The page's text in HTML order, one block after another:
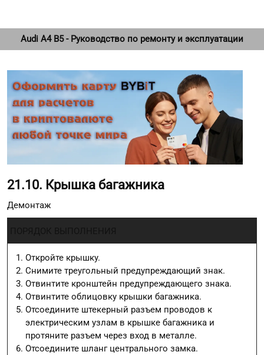
Audi A4 B5 - Руководство по ремонту и эксплуатации
21.10. Крышка багажника
Демонтаж
Откройте крышку.
Снимите треугольный предупреждающий знак.
Отвинтите кронштейн предупреждающего знака.
Отвинтите облицовку крышки багажника.
Отсоедините штекерный разъем проводов к
электрическим узлам в крышке багажника и
протяните разъем через вход в металле.
Отсоедините шланг центрального замка.